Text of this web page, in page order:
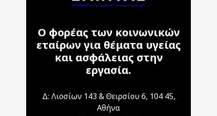
Ο φορέας των κοινωνικών
εταίρων για θέματα υγείας
και ασφάλειας στην
εργασία.
Δ: Λιοσίων 143 & Θειρσίου 6, 104 45,
Αθήνα